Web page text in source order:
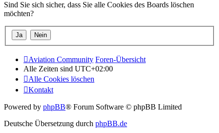
Sind Sie sich sicher, dass Sie alle Cookies des Boards löschen
möchten?
Aviation Community Foren-Übersicht
Alle Zeiten sind UTC+02:00
Alle Cookies löschen
Kontakt
Powered by phpBB® Forum Software © phpBB Limited
Deutsche Übersetzung durch phpBB.de